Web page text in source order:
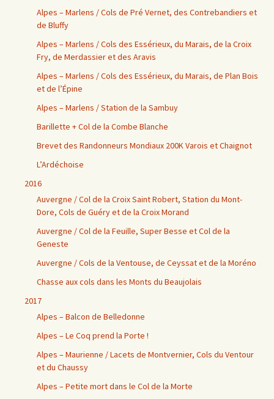
Alpes – Marlens / Cols de Pré Vernet, des Contrebandiers et
de Bluffy
Alpes – Marlens / Cols des Essérieux, du Marais, de la Croix
Fry, de Merdassier et des Aravis
Alpes – Marlens / Cols des Essérieux, du Marais, de Plan Bois
et de l’Épine
Alpes – Marlens / Station de la Sambuy
Barillette + Col de la Combe Blanche
Brevet des Randonneurs Mondiaux 200K Varois et Chaignot
L’Ardéchoise
2016
Auvergne / Col de la Croix Saint Robert, Station du Mont-
Dore, Cols de Guéry et de la Croix Morand
Auvergne / Col de la Feuille, Super Besse et Col de la
Geneste
Auvergne / Cols de la Ventouse, de Ceyssat et de la Moréno
Chasse aux cols dans les Monts du Beaujolais
2017
Alpes – Balcon de Belledonne
Alpes – Le Coq prend la Porte !
Alpes – Maurienne / Lacets de Montvernier, Cols du Ventour
et du Chaussy
Alpes – Petite mort dans le Col de la Morte